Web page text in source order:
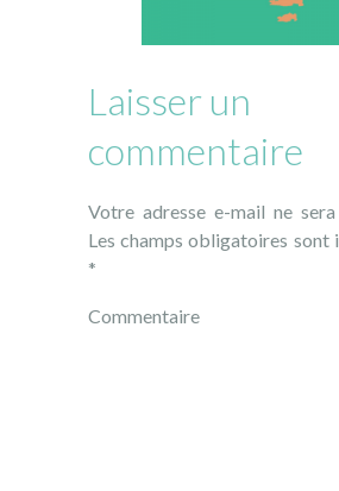
Laisser un
commentaire
Votre adresse e-mail ne
Les champs obligatoires sont
*